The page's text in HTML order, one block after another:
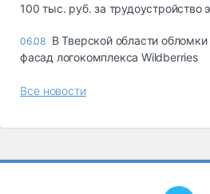
100 тыс. руб. за трудоустройство
06.08 В Тверской области
фасад логокомплекса Wildberries
Все новости